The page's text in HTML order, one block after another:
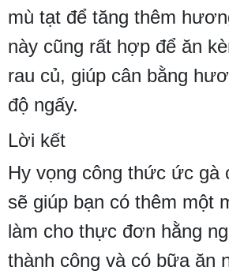
mù tạt để tăng thêm
này cũng rất hợp để ăn
rau củ, giúp cân bằng
độ ngấy.
Lời kết
Hy vọng công thức ức gà
sẽ giúp bạn có thêm một
làm cho thực đơn hằng
thành công và có bữa ăn